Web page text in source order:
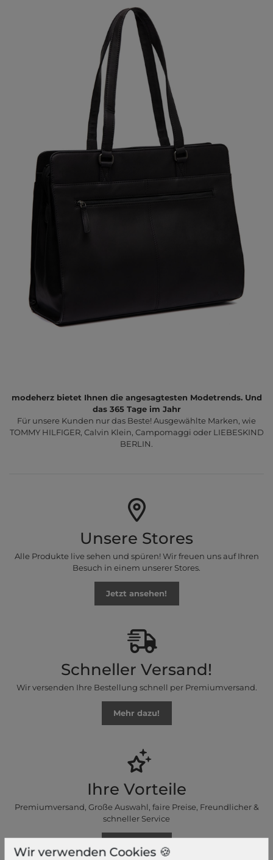
modeherz bietet Ihnen die angesagtesten Modetrends. Und
das 365 Tage im Jahr
Für unsere Kunden nur das Beste! Ausgewählte Marken, wie
TOMMY HILFIGER, Calvin Klein, Campomaggi oder LIEBESKIND
BERLIN.
Unsere Stores
Alle Produkte live sehen und spüren! Wir freuen uns auf Ihren
Besuch in einem unserer Stores.
Jetzt ansehen!
Schneller Versand!
Wir versenden Ihre Bestellung schnell per Premiumversand.
Mehr dazu!
Ihre Vorteile
Premiumversand, Große Auswahl, faire Preise, Freundlicher &
schneller Service
Wir verwenden Cookies 🍪